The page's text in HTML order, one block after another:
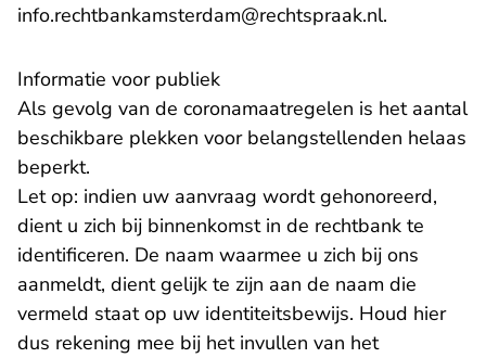
info.rechtbankamsterdam@rechtspraak.nl- U verlaat
.
Informatie voor publiek
Als gevolg van de coronamaatregelen is het aantal
beschikbare plekken voor belangstellenden helaas
beperkt.
Let op: indien uw aanvraag wordt gehonoreerd,
dient u zich bij binnenkomst in de rechtbank te
identificeren. De naam waarmee u zich bij ons
aanmeldt, dient gelijk te zijn aan de naam die
vermeld staat op uw identiteitsbewijs. Houd hier
dus rekening mee bij het invullen van het